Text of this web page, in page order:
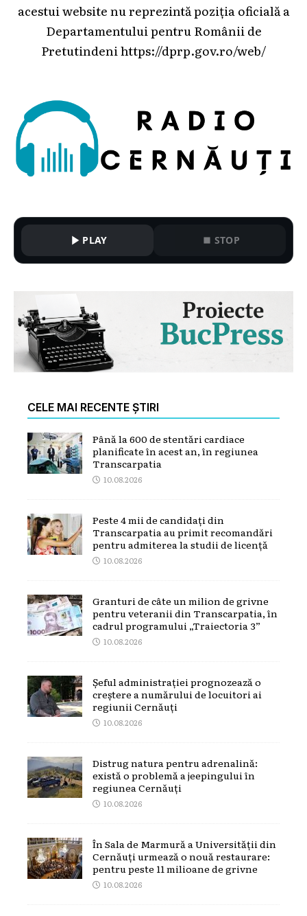
acestui website nu reprezintă poziția oficială a
Departamentului pentru Românii de
Pretutindeni https://dprp.gov.ro/web/
PLAY STOP
CELE MAI RECENTE ȘTIRI
Până la 600 de stentări cardiace
planificate în acest an, în regiunea
Transcarpatia
10.08.2026
Peste 4 mii de candidați din
Transcarpatia au primit recomandări
pentru admiterea la studii de licență
10.08.2026
Granturi de câte un milion de grivne
pentru veteranii din Transcarpatia, în
cadrul programului „Traiectoria 3”
10.08.2026
Șeful administrației prognozează o
creștere a numărului de locuitori ai
regiunii Cernăuți
10.08.2026
Distrug natura pentru adrenalină:
există o problemă a jeepingului în
regiunea Cernăuți
10.08.2026
În Sala de Marmură a Universității din
Cernăuți urmează o nouă restaurare:
pentru peste 11 milioane de grivne
10.08.2026